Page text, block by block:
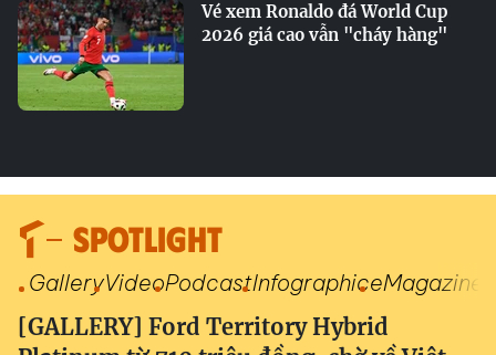
Vé xem Ronaldo đá World Cup
2026 giá cao vẫn "cháy hàng"
SPOTLIGHT
GalleryVideoPodcastInfographiceMagazine
[GALLERY] Ford Territory Hybrid